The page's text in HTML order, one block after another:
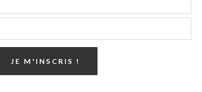
JE M'INSCRIS !